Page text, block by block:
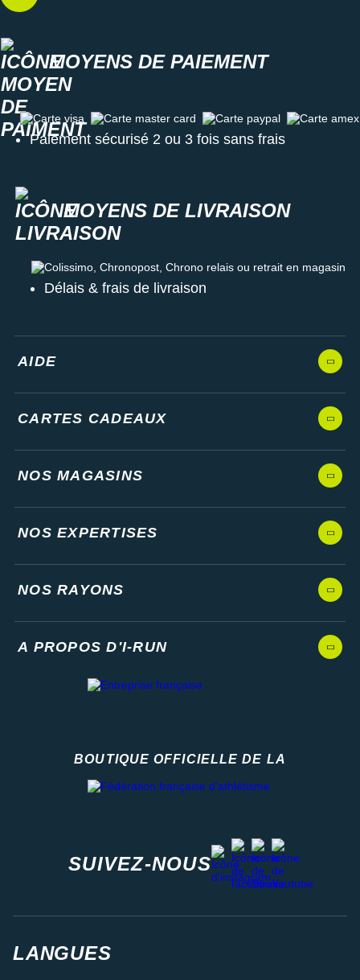
MOYENS DE PAIEMENT
Carte visa Carte master card Carte paypal Carte amex
Paiement sécurisé 2 ou 3 fois sans frais
MOYENS DE LIVRAISON
Colissimo, Chronopost, Chrono relais ou retrait en magasin
Délais & frais de livraison
AIDE
CARTES CADEAUX
NOS MAGASINS
NOS EXPERTISES
NOS RAYONS
A PROPOS D'I-RUN
BOUTIQUE OFFICIELLE DE LA
SUIVEZ-NOUS
instagram
facebook
stravayoutube
LANGUES